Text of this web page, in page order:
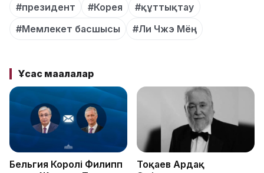
#президент
#Корея
#құттықтау
#Мемлекет басшысы
#Ли Чжэ Мёң
Ұқсас мақалалар
Бельгия Королі Филипп
Тоқаев Ардақ